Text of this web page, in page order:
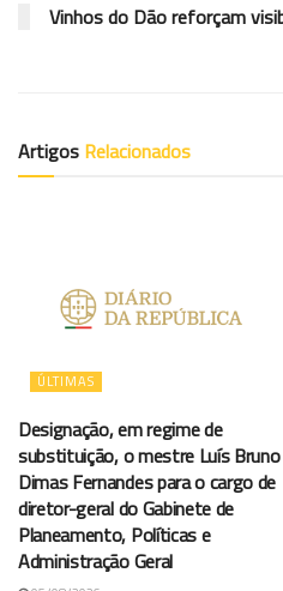
Vinhos do Dão reforçam
Artigos Relacionados
ÚLTIMAS
Designação, em regime de
substituição, o mestre Luís Bruno
Dimas Fernandes para o cargo de
diretor-geral do Gabinete de
Planeamento, Políticas e
Administração Geral